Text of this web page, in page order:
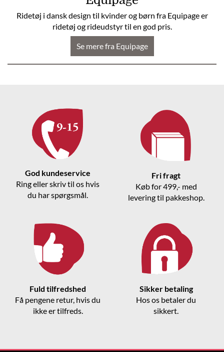
Ridetøj i dansk design til kvinder og børn fra Equipage er
ridetøj og rideudstyr til en god pris.
Se mere fra Equipage
God kundeservice
Ring eller skriv til os hvis
du har spørgsmål.
Fri fragt
Køb for 499,- med
levering til pakkeshop.
Fuld tilfredshed
Få pengene retur, hvis du
ikke er tilfreds.
Sikker betaling
Hos os betaler du
sikkert.